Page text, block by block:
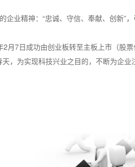
精神：“忠诚、守信、奉献、创新”
7日成功由创业板转至主板上市（股
，为实现科技兴业之目的，不断为企